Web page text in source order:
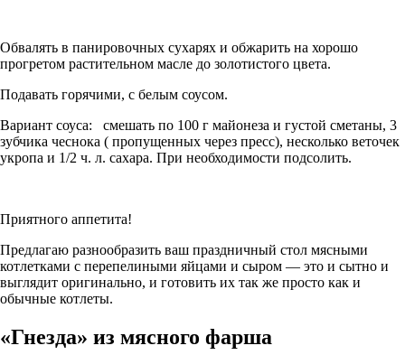
Обвалять в панировочных сухарях и обжарить на хорошо
прогретом растительном масле до золотистого цвета.
Подавать горячими, с белым соусом.
Вариант соуса: смешать по 100 г майонеза и густой сметаны, 3
зубчика чеснока ( пропущенных через пресс), несколько веточек
укропа и 1/2 ч. л. сахара. При необходимости подсолить.
Приятного аппетита!
Предлагаю разнообразить ваш праздничный стол мясными
котлетками с перепелиными яйцами и сыром — это и сытно и
выглядит оригинально, и готовить их так же просто как и
обычные котлеты.
«Гнезда» из мясного фарша